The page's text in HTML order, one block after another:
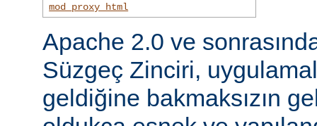
mod_proxy_html
Apache 2.0 ve
Süzgeç Zinciri,
geldiğine bakmaksızın